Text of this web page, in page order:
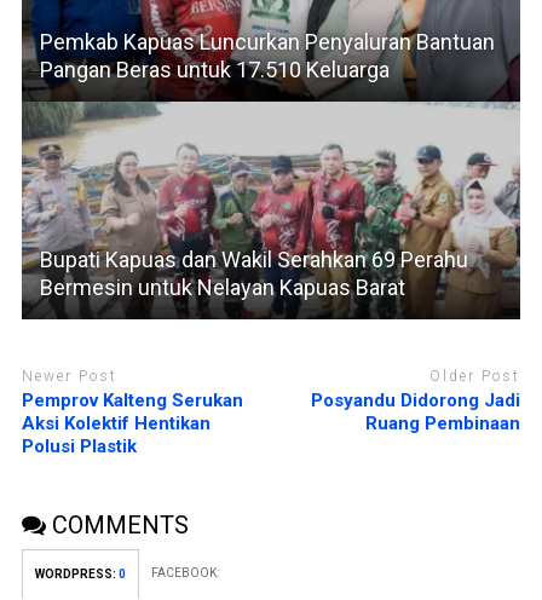
Pemkab Kapuas Luncurkan Penyaluran Bantuan
Pangan Beras untuk 17.510 Keluarga
Bupati Kapuas dan Wakil Serahkan 69 Perahu
Bermesin untuk Nelayan Kapuas Barat
Newer Post
Pemprov Kalteng Serukan
Aksi Kolektif Hentikan
Polusi Plastik
Older Post
Posyandu Didorong Jadi
Ruang Pembinaan
COMMENTS
WORDPRESS: 0 FACEBOOK: